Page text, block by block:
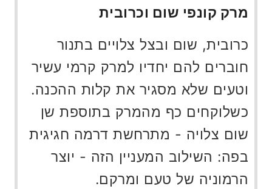
מרק קונפי שום וכרובית
כרובית, שום ובצל צלויים בתנור
חוברים להם יחדיו למרק קרמי עשיר
וטעים שלא מסגיר את קלות ההכנה.
כשלוקחים כף מהמרק בתוספת שן
שום צלויה - מתרחשת דרמה חגיגית
בפה: השילוב המעניין הזה - יוצר
הרמוניה של טעם ומרקם.